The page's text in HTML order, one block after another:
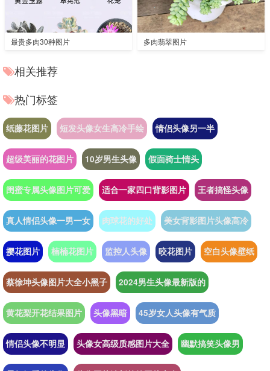
最贵多肉30种图片 多肉翡翠图片
相关推荐
热门标签
纸藤花图片 短发头像女生高冷手绘 情侣头像另一半
超级美丽的花图片 10岁男生头像 假面骑士情头
闺蜜专属头像图片可爱 适合一家四口背影图片 王者搞怪头像
真人情侣头像一男一女 肉球花的好处 美女背影图片头像高冷
撄花图片 楠楠花图片 监控人头像 咬花图片 空白头像壁纸
蔡徐坤头像图片大全小黑子 2024男生头像最新版的
黄花梨开花结果图片 头像黑暗 45岁女人头像有气质
情侣头像不明显 头像女高级质感图片大全 幽默搞笑头像男